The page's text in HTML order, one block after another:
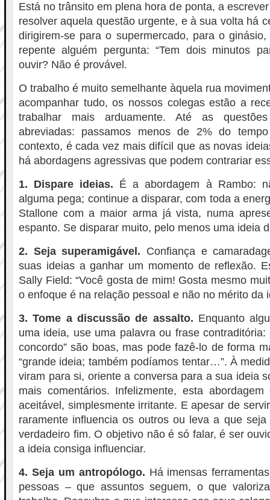
Está no trânsito em plena hora de ponta, a
resolver aquela questão urgente, e à sua volta há
dirigirem-se para o supermercado, para o
repente alguém pergunta: “Tem dois minutos
ouvir? Não é provável.
O trabalho é muito semelhante àquela rua
acompanhar tudo, os nossos colegas estão a
trabalhar mais arduamente. Até as
abreviadas: passamos menos de 2% do
contexto, é cada vez mais difícil que as novas
há abordagens agressivas que podem contrariar
1. Dispare ideias. É a abordagem à Rambo:
alguma pega; continue a disparar, com toda a
Stallone com a maior arma já vista, numa
espanto. Se disparar muito, pelo menos uma ideia
2. Seja superamigável. Confiança e
suas ideias a ganhar um momento de reflexão.
Sally Field: “Você gosta de mim! Gosta mesmo
o enfoque é na relação pessoal e não no mérito da
3. Tome a discussão de assalto. Enquanto
uma ideia, use uma palavra ou frase contraditória:
concordo” são boas, mas pode fazê-lo de forma
“grande ideia; também podíamos tentar…”. À
viram para si, oriente a conversa para a sua ideia
mais comentários. Infelizmente, esta
aceitável, simplesmente irritante. E apesar de
raramente influencia os outros ou leva a que
verdadeiro fim. O objetivo não é só falar, é ser
a ideia consiga influenciar.
4. Seja um antropólogo. Há imensas
pessoas – que assuntos seguem, o que